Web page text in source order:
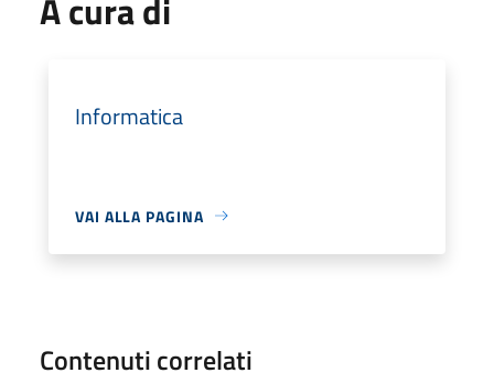
A cura di
Informatica
VAI ALLA PAGINA
Contenuti correlati